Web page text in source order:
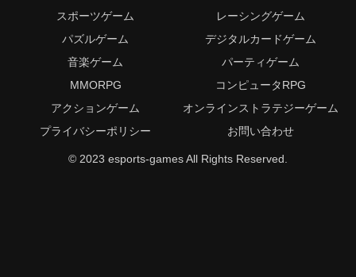
スポーツゲーム
レーシングゲーム
パズルゲーム
デジタルカードゲーム
音楽ゲーム
パーティゲーム
MMORPG
コンピュータRPG
アクションゲーム
オンラインストラテジーゲーム
プライバシーポリシー
お問い合わせ
© 2023 esports-games All Rights Reserved.